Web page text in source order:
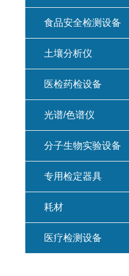
食品安全检测设备
土壤分析仪
医检药检设备
光谱/色谱仪
分子生物实验设备
专用检定器具
耗材
医疗检测设备